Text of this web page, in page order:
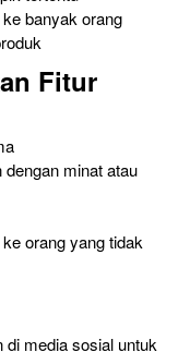
banyak orang
Fitur
minat atau
orang yangtidak
di media sosial untuk